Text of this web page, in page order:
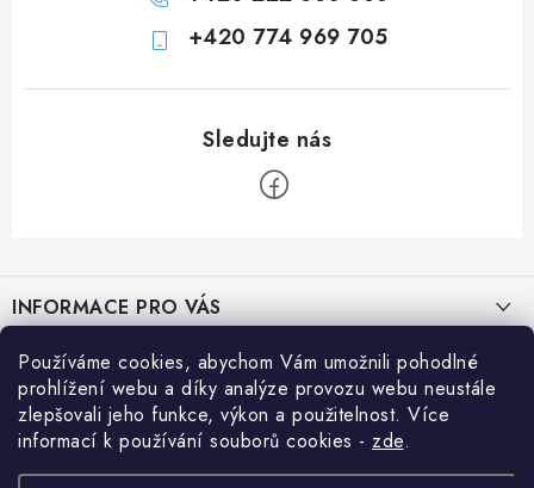
Používáme cookies, abychom Vám umožnili pohodlné
prohlížení webu a díky analýze provozu webu neustále
zlepšovali jeho funkce, výkon a použitelnost. Více
informací k používání souborů cookies - zde.
+420 774 969 705
pINFORMACE PRO VÁS
Prodejna JESENICE
Prodejna PRAHA
Prodejna BRNO
BLOG
Efektivní využití solární energie na cestách
Jak si vypočítat potřebný výkon solárního systému
Přihlášení
E-mail